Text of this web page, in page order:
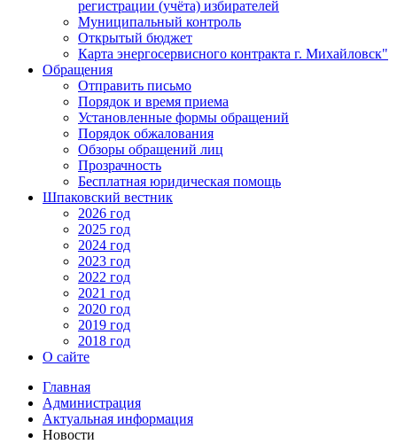
регистрации (учёта) избирателей
Муниципальный контроль
Открытый бюджет
Карта энергосервисного контракта г. Михайловск"
Обращения
Отправить письмо
Порядок и время приема
Установленные формы обращений
Порядок обжалования
Обзоры обращений лиц
Прозрачность
Бесплатная юридическая помощь
Шпаковский вестник
2026 год
2025 год
2024 год
2023 год
2022 год
2021 год
2020 год
2019 год
2018 год
О сайте
Главная
Администрация
Актуальная информация
Новости